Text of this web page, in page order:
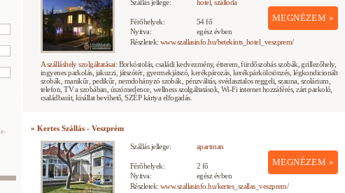
Szállás jellege: hotel, szálloda
MEGNÉZEM »
Férőhelyek:
54 fő
Nyitva:
egész évben
Részletek: www.szallasinfo.hu/betekints_hotel_veszprem/
A szálláshely szolgáltatásai: Borkóstolás, családi kedvezmény, étterem, fürdőszobás szobák, grillezőhely,
ingyenes parkolás, jakuzzi, játszótér, gyermekjátszó, kerékpározás, kerékpárkölcsönzés, légkondicionált
szobák, manikűr, pedikűr, nemdohányzó szobák, pénzváltás, svédasztalos reggeli, szauna, szolárium,
telefon, TV a szobában, úszómedence, wellness szolgáltatások, Wi-Fi internet hozzáférés, zárt parkoló,
családbarát, kisállat bevihető, SZÉP kártya elfogadás.
» Kertes Szállás - Veszprém
Szállás jellege: apartman
MEGNÉZEM »
Férőhelyek:
2 fő
Nyitva:
egész évben
Részletek: www.szallasinfo.hu/kertes_szallas_veszprem/